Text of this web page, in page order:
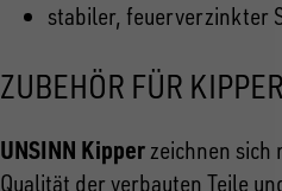
stabiler, feuerverzinkter
ZUBEHÖR FÜR KIPPER
UNSINN Kipperzeichnen sich
Qualität der verbauten Teile